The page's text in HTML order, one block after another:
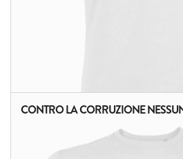
CONTRO LA CORRUZIONE